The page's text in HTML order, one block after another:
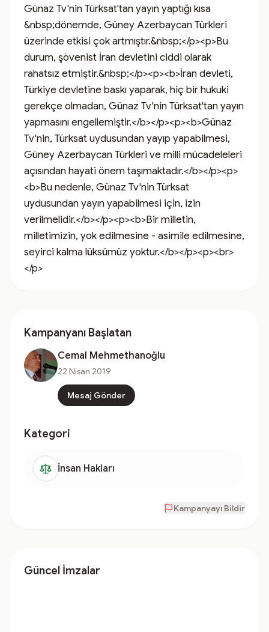
Günaz Tv'nin Türksat'tan yayın yaptığı kısa
&nbsp;dönemde, Güney Azerbaycan Türkleri
üzerinde etkisi çok artmıştır.&nbsp;</p><p>Bu
durum, şövenist İran devletini ciddi olarak
rahatsız etmiştir.&nbsp;</p><p><b>İran devleti,
Türkiye devletine baskı yaparak, hiç bir hukuki
gerekçe olmadan, Günaz Tv'nin Türksat'tan yayın
yapmasını engellemiştir.</b></p><p><b>Günaz
Tv'nin, Türksat uydusundan yayıp yapabilmesi,
Güney Azerbaycan Türkleri ve milli mücadeleleri
açısından hayati önem taşımaktadır.</b></p><p>
<b>Bu nedenle, Günaz Tv'nin Türksat
uydusundan yayın yapabilmesi için, izin
verilmelidir.</b></p><p><b>Bir milletin,
milletimizin, yok edilmesine - asimile edilmesine,
seyirci kalma lüksümüz yoktur.</b></p><p><br>
</p>
Kampanyanı Başlatan
Cemal Mehmethanoğlu
22 Nisan 2019
Mesaj Gönder
Kategori
İnsan Hakları
Kampanyayı Bildir
Güncel İmzalar